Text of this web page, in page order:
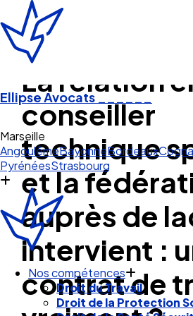
Ellipse Avocats______
Marseille
AngoulêmeBayonneBordeaux
PyrénéesStrasbourg
Nos compétences
Droit du Travail
Droit de la Protection
La relation
conseiller
technique
et la
auprès de
intervient :
contrat de